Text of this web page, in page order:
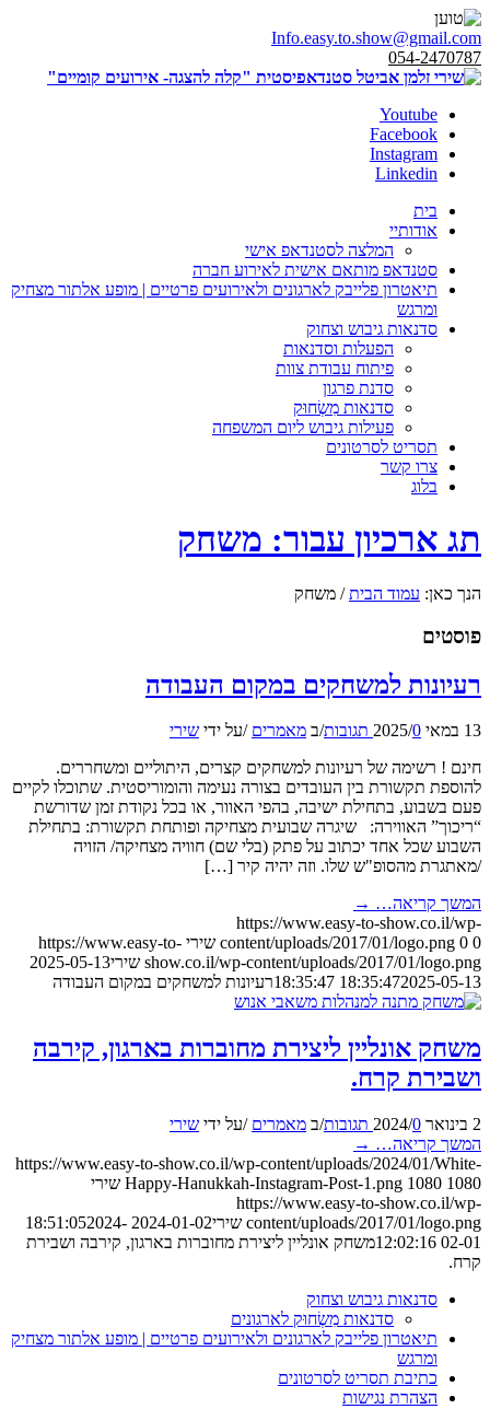
Info.easy.to.show@gmail.com
054-2470787
Youtube
Facebook
Instagram
Linkedin
בית
אודותיי
המלצה לסטנדאפ אישי
סטנדאפ מותאם אישית לאירוע חברה
תיאטרון פלייבק לארגונים ולאירועים פרטיים | מופע אלתור מצחיק
ומרגש
סדנאות גיבוש וצחוק
הפעלות וסדנאות
פיתוח עבודת צוות
סדנת פרגון
סדנאות מִשְׂחוּק
פעילות גיבוש ליום המשפחה
תסריט לסרטונים
צרו קשר
בלוג
תג ארכיון עבור: משחק
הנך כאן: עמוד הבית / משחק
פוסטים
רעיונות למשחקים במקום העבודה
13 במאי 2025 /0 תגובות /ב מאמרים /על ידי שירי
חינם ! רשימה של רעיונות למשחקים קצרים, היתוליים ומשחררים.
להוספת תקשורת בין העובדים בצורה נעימה והומוריסטית. שתוכלו לקיים
פעם בשבוע, בתחילת ישיבה, בהפי האוור, או בכל נקודת זמן שדורשת
“ריכוך” האווירה: שיגרה שבועית מצחיקה ופותחת תקשורת: בתחילת
השבוע שכל אחד יכתוב על פתק (בלי שם) חוויה מצחיקה/ הזויה
/מאתגרת מהסופ"ש שלו. וזה יהיה קיר […]
המשך קריאה… →
https://www.easy-to-show.co.il/wp-
content/uploads/2017/01/logo.png 0 0 שירי https://www.easy-to-
show.co.il/wp-content/uploads/2017/01/logo.png שירי2025-05-13
18:35:472025-05-13 18:35:47 רעיונות למשחקים במקום העבודה
משחק אונליין ליצירת מחוברות בארגון, קירבה
ושבירת קרח.
2 בינואר 2024 /0 תגובות /ב מאמרים /על ידי שירי
המשך קריאה… →
https://www.easy-to-show.co.il/wp-content/uploads/2024/01/White-
Happy-Hanukkah-Instagram-Post-1.png 1080 1080
שירי
https://www.easy-to-show.co.il/wp-
content/uploads/2017/01/logo.png שירי2024-01-02 18:51:05
2024-
02-01 12:02:16
משחק אונליין ליצירת מחוברות בארגון, קירבה ושבירת
קרח.
סדנאות גיבוש וצחוק
סדנאות מִשְׂחוּק לארגונים
תיאטרון פלייבק לארגונים ולאירועים פרטיים | מופע אלתור מצחיק
ומרגש
כתיבת תסריט לסרטונים
הצהרת נגישות